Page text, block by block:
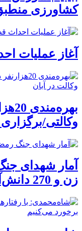
کشاورزی
آغاز عملیات
وکالتی/
زن و 270 دانش‌آموز